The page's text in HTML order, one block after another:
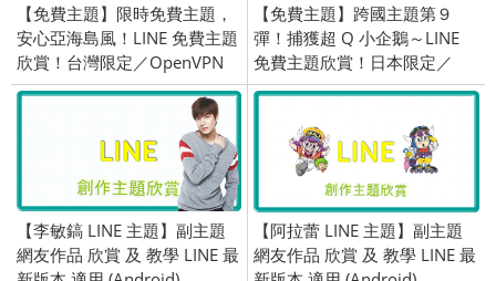
【免費主題】限時免費主題，
安心亞海島風！LINE 免費主題
欣賞！台灣限定／OpenVPN
跨區／2016/08/26
【免費主題】跨國主題第９
彈！捕獲超 Q 小企鵝～LINE
免費主題欣賞！日本限定／
OpenVPN 跨區、加好友／
【李敏鎬 LINE 主題】副主題
網友作品 欣賞 及 教學 LINE 最
【阿拉蕾 LINE 主題】副主題
網友作品 欣賞 及 教學 LINE 最